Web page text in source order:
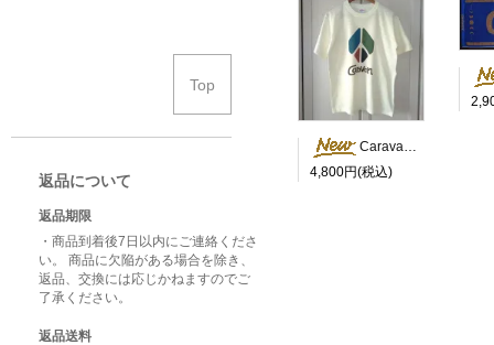
Caravan Peace Tシャツ
4,800円(税込)
Top
返品について
返品期限
・商品到着後7日以内にご連絡くださ
い。 商品に欠陥がある場合を除き、
返品、交換には応じかねますのでご
了承ください。
返品送料